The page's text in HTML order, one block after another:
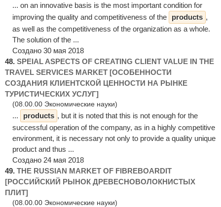
... on an innovative basis is the most important condition for
improving the quality and competitiveness of the
products ,
as well as the competitiveness of the organization as a whole.
The solution of the ...
Создано 30 мая 2018
48. SPEIAL ASPECTS OF CREATING CLIENT VALUE IN THE
TRAVEL SERVICES MARKET [ОСОБЕННОСТИ
СОЗДАНИЯ КЛИЕНТСКОЙ ЦЕННОСТИ НА РЫНКЕ
ТУРИСТИЧЕСКИХ УСЛУГ]
(08.00.00 Экономические науки)
... products , but it is noted that this is not enough for the
successful operation of the company, as in a highly competitive
environment, it is necessary not only to provide a quality unique
product and thus ...
Создано 24 мая 2018
49. THE RUSSIAN MARKET OF FIBREBOARDIT
[РОССИЙСКИЙ РЫНОК ДРЕВЕСНОВОЛОКНИСТЫХ
ПЛИТ]
(08.00.00 Экономические науки)